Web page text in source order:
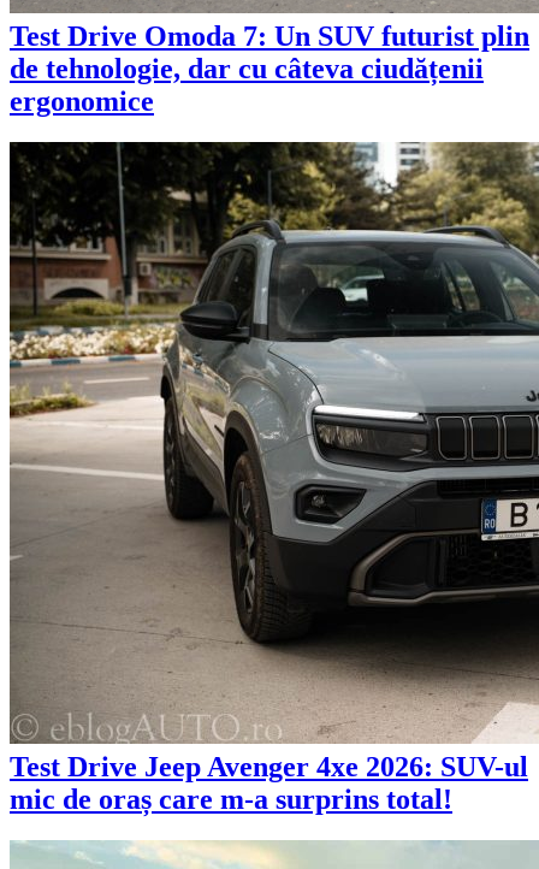
Test Drive Omoda 7: Un SUV futurist plin
de tehnologie, dar cu câteva ciudățenii
ergonomice
Test Drive Jeep Avenger 4xe 2026: SUV-ul
mic de oraș care m-a surprins total!